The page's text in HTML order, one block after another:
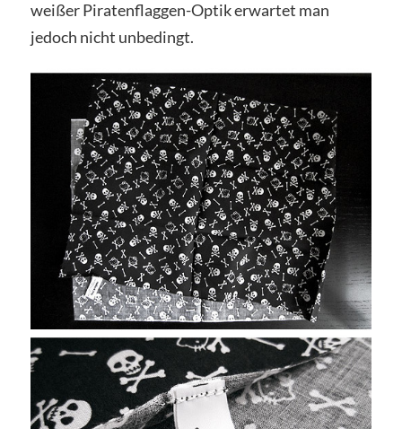
weißer Piratenflaggen-Optik erwartet man
jedoch nicht unbedingt.